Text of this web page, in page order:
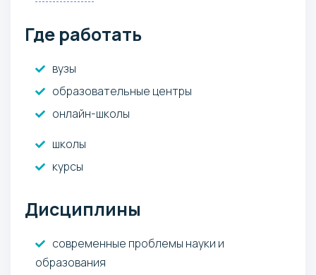
Где работать
вузы
образовательные центры
онлайн-школы
школы
курсы
Дисциплины
современные проблемы науки и
образования